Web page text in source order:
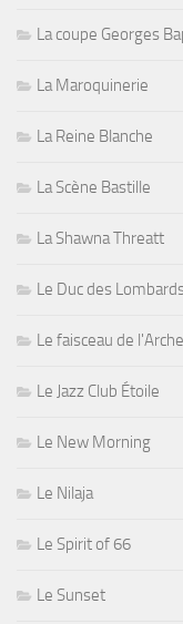
La coupe Georges
La Maroquinerie
La Reine Blanche
La Scène Bastille
La Shawna Threatt
Le Duc des
Le faisceau de
Le Jazz Club Étoile
Le New Morning
Le Nilaja
Le Spirit of 66
Le Sunset